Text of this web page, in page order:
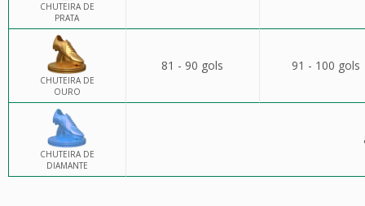
CHUTEIRA DE
PRATA
CHUTEIRA DE
OURO
81 - 90 gols 91 - 100 gols
CHUTEIRA DE
DIAMANTE